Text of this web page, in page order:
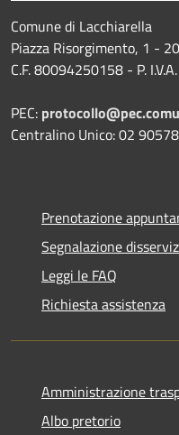
Comune di Lacchiarella
Piazza Risorgimento, 1 -
C.F. 80094250158 - P.
PEC:
Centralino Unico: 02
Prenotazione
Segnalazione
Leggi le FAQ
Richiesta assistenza
Amministrazione
Albo pretorio